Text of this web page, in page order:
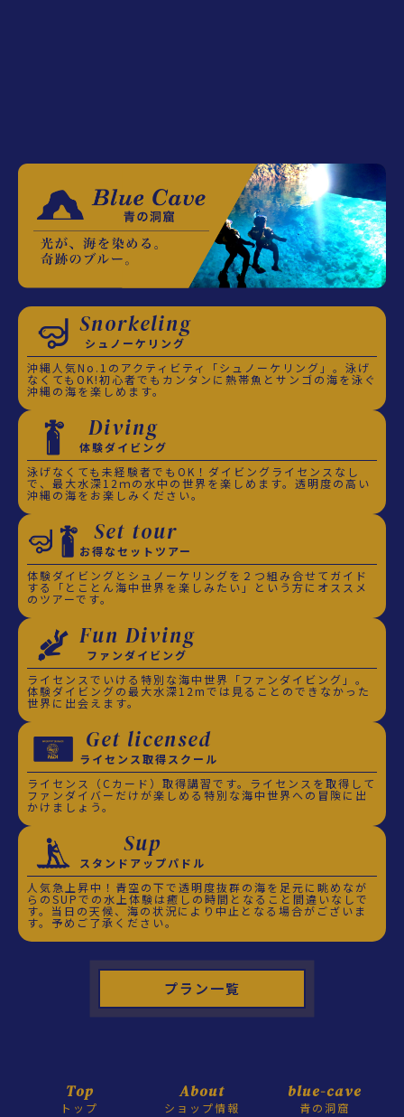
Snorkeling
シュノーケリング
沖縄人気No.1のアクティビティ「シュノーケリング」。泳げ
なくてもOK!初心者でもカンタンに熱帯魚とサンゴの海を泳ぐ
沖縄の海を楽しめます。
Diving
体験ダイビング
泳げなくても未経験者でもOK！ダイビングライセンスなし
で、最大水深12ｍの水中の世界を楽しめます。透明度の高い
沖縄の海をお楽しみください。
Set tour
お得なセットツアー
体験ダイビングとシュノーケリングを２つ組み合せてガイド
する「とことん海中世界を楽しみたい」という方にオススメ
のツアーです。
Fun Diving
ファンダイビング
ライセンスでいける特別な海中世界「ファンダイビング」。
体験ダイビングの最大水深12mでは見ることのできなかった
世界に出会えます。
Get licensed
ライセンス取得スクール
ライセンス（Cカード）取得講習です。ライセンスを取得して
ファンダイバーだけが楽しめる特別な海中世界への冒険に出
かけましょう。
Sup
スタンドアップパドル
人気急上昇中！青空の下で透明度抜群の海を足元に眺めなが
らのSUPでの水上体験は癒しの時間となること間違いなしで
す。当日の天候、海の状況により中止となる場合がございま
す。予めご了承ください。
プラン一覧
Top
トップ
About
ショップ情報
blue-cave
青の洞窟